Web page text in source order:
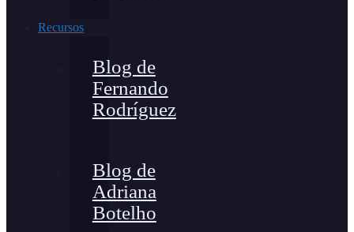
Recursos
Blog de
Fernando
Rodríguez
Blog de
Adriana
Botelho